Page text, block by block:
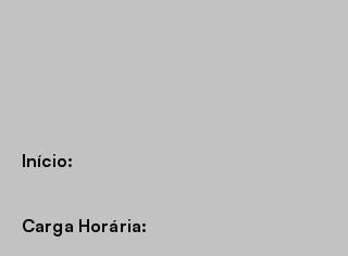
Início:
Carga Horária: